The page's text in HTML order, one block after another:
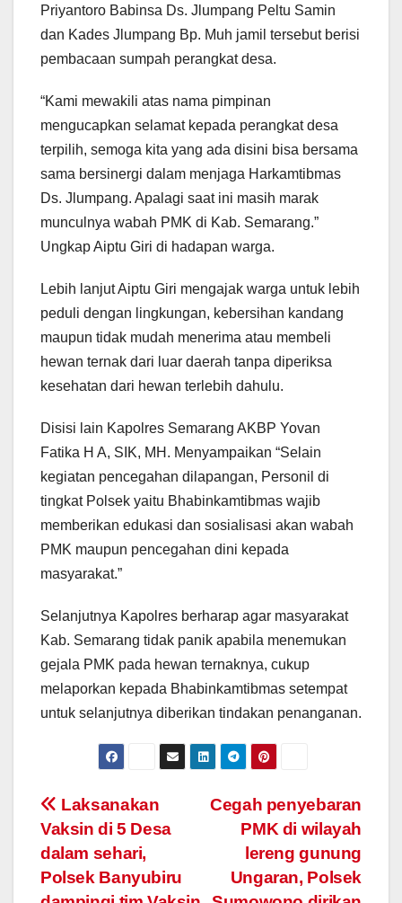
Priyantoro Babinsa Ds. Jlumpang Peltu Samin
dan Kades Jlumpang Bp. Muh jamil tersebut berisi
pembacaan sumpah perangkat desa.
“Kami mewakili atas nama pimpinan
mengucapkan selamat kepada perangkat desa
terpilih, semoga kita yang ada disini bisa bersama
sama bersinergi dalam menjaga Harkamtibmas
Ds. Jlumpang. Apalagi saat ini masih marak
munculnya wabah PMK di Kab. Semarang.”
Ungkap Aiptu Giri di hadapan warga.
Lebih lanjut Aiptu Giri mengajak warga untuk lebih
peduli dengan lingkungan, kebersihan kandang
maupun tidak mudah menerima atau membeli
hewan ternak dari luar daerah tanpa diperiksa
kesehatan dari hewan terlebih dahulu.
Disisi lain Kapolres Semarang AKBP Yovan
Fatika H A, SIK, MH. Menyampaikan “Selain
kegiatan pencegahan dilapangan, Personil di
tingkat Polsek yaitu Bhabinkamtibmas wajib
memberikan edukasi dan sosialisasi akan wabah
PMK maupun pencegahan dini kepada
masyarakat.”
Selanjutnya Kapolres berharap agar masyarakat
Kab. Semarang tidak panik apabila menemukan
gejala PMK pada hewan ternaknya, cukup
melaporkan kepada Bhabinkamtibmas setempat
untuk selanjutnya diberikan tindakan penanganan.
Post
navigation
Cegah penyebaran
PMK di wilayah
lereng gunung
Ungaran, Polsek
Laksanakan
Vaksin di 5 Desa
dalam sehari,
Polsek Banyubiru